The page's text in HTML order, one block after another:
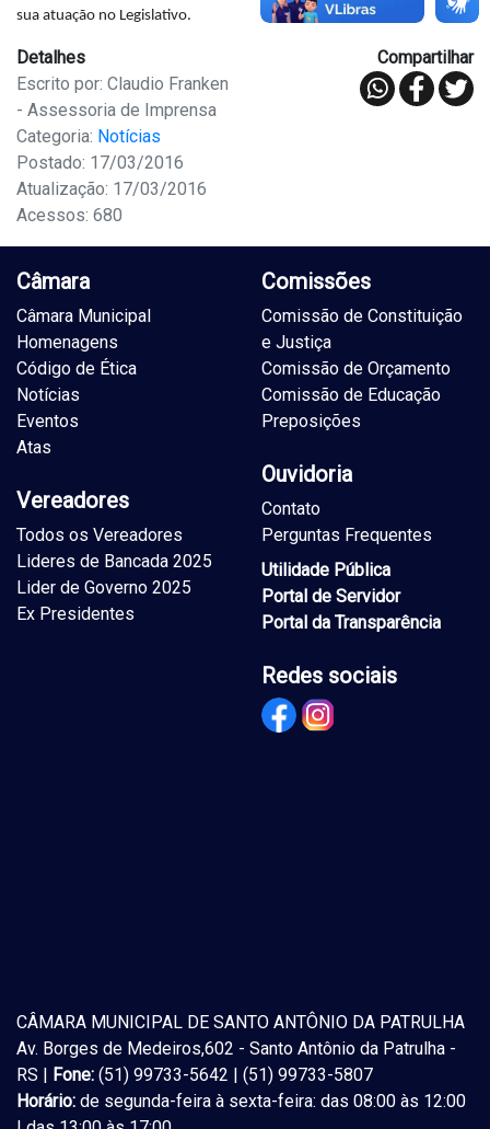
sua atuação no Legislativo.
Detalhes
Escrito por: Claudio Franken
- Assessoria de Imprensa
Categoria: Notícias
Postado: 17/03/2016
Atualização: 17/03/2016
Acessos: 680
Compartilhar
Câmara
Câmara Municipal
Homenagens
Código de Ética
Notícias
Eventos
Atas
Vereadores
Todos os Vereadores
Lideres de Bancada 2025
Lider de Governo 2025
Ex Presidentes
Comissões
Comissão de Constituição
e Justiça
Comissão de Orçamento
Comissão de Educação
Preposições
Ouvidoria
Contato
Perguntas Frequentes
Utilidade Pública
Portal de Servidor
Portal da Transparência
Redes sociais
CÂMARA MUNICIPAL DE SANTO ANTÔNIO DA PATRULHA
Av. Borges de Medeiros,602 - Santo Antônio da Patrulha -
RS |
Fone: (51) 99733-5642 | (51) 99733-5807
Horário: de segunda-feira à sexta-feira: das 08:00 às 12:00